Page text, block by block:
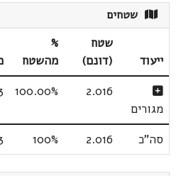
שטחים
ייעוד
שטח
(דונם)
%
מהשטח
מגורים
2.016
100.00%
סה"כ 2.016
100%